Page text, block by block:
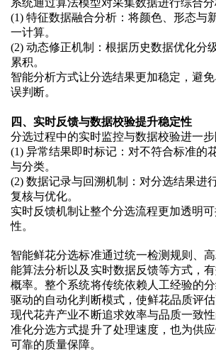
(1) 特征数据融合分析：将颜色、形态与
一计算。
(2) 动态修正机制：根据历史数据优化分
累积。
智能分析方式让分选结果更加稳定，避
误判断。
四、实时反馈与数据校验提升稳定性
分选过程中的实时监控与数据校验进一步
(1) 异常结果即时标记：对不符合标准的
与分类。
(2) 数据记录与回溯机制：对分选结果进
复核与优化。
实时反馈机制让整个分选流程更加透明
性。
智能鲜花分选标准通过统一检测规则、
能算法分析以及实时数据反馈等方式，
概率。整个系统将传统依赖人工经验的
驱动的自动化判断模式，使鲜花品质评
现代花卉产业不断追求效率与品质一致
准化分选方式提升了处理速度，也为供
可靠的质量保障。